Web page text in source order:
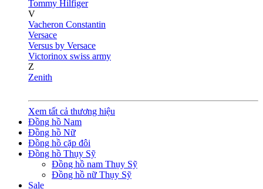
Tommy Hilfiger
V
Vacheron Constantin
Versace
Versus by Versace
Victorinox swiss army
Z
Zenith
Xem tất cả thương hiệu
Đồng hồ Nam
Đồng hồ Nữ
Đồng hồ cặp đôi
Đồng hồ Thụy Sỹ
Đồng hồ nam Thụy Sỹ
Đồng hồ nữ Thụy Sỹ
Sale